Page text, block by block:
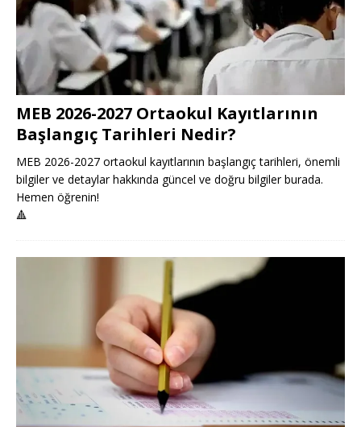
MEB 2026-2027 Ortaokul Kayıtlarının
Başlangıç Tarihleri Nedir?
MEB 2026-2027 ortaokul kayıtlarının başlangıç tarihleri, önemli
bilgiler ve detaylar hakkında güncel ve doğru bilgiler burada.
Hemen öğrenin!
🔺